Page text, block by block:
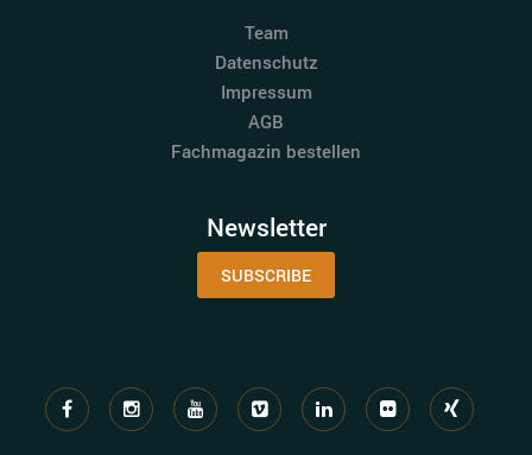
Team
Datenschutz
Impressum
AGB
Fachmagazin bestellen
Newsletter
SUBSCRIBE